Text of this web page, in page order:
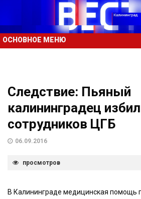
ОСНОВНОЕ МЕНЮ
Следствие: Пьяный
калининградец избил
сотрудников ЦГБ
06.09.2016
просмотров
В Калининграде медицинская помощь